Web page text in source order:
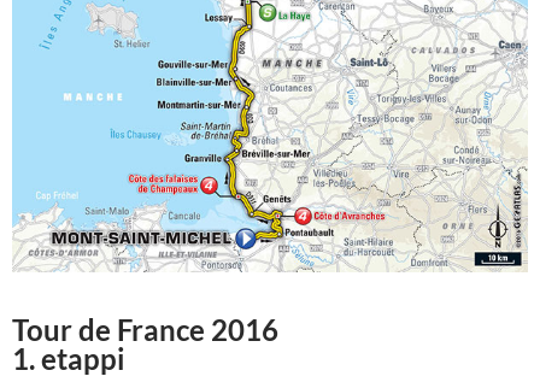
Tour de France 2016
1. etappi